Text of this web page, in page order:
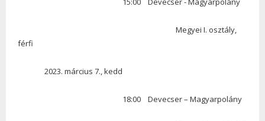
Megyei I. osztály,
férfi
2023. március 7., kedd
18:00 Devecser – Magyarpolány